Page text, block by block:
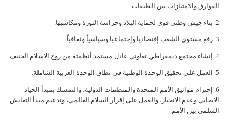
ﺍﻟﻔﻮﺍﺭﻕ ﻭﺍﻻﻣﺘﻴﺎﺯﺍﺕ ﺑﻴﻦ ﺍﻟﻄﺒﻘﺎﺕ.
ﺑﻨﺎﺀ ﺟﻴﺶ ﻭﻃﻨﻲ ﻗﻮﻱ ﻟﺤﻤﺎﻳﺔ ﺍﻟﺒﻼﺩ ﻭﺣﺮﺍﺳﺔ ﺍﻟﺜﻮﺭﺓ ﻭﻣﻜﺎﺳﺒﻬﺎ.
ﺭﻓﻊ ﻣﺴﺘﻮﻯ ﺍﻟﺸﻌﺐ ﺇﻗﺘﺼﺎﺩﻳﺎ ﻭﺇﺟﺘﻤﺎﻋﻴﺎ ﻭﺳﻴﺎﺳﻴﺎً ﻭﺛﻘﺎﻓﻴﺎً.
ﺇﻧﺸﺎﺀ ﻣﺠﺘﻤﻊ ﺩﻳﻤﻘﺮﺍﻃﻲ ﺗﻌﺎﻭﻧﻲ ﻋﺎﺩﻝ ﻣﺴﺘﻤﺪ ﺃﻧﻈﻤﺘﻪ ﻣﻦ ﺭﻭﺡ ﺍﻻﺳﻼﻡ ﺍﻟﺤﻨﻴﻒ.
ﺍﻟﻌﻤﻞ ﻋﻠﻰ ﺗﺤﻘﻴﻖ ﺍﻟﻮﺣﺪﺓ ﺍﻟﻮﻃﻨﻴﺔ ﻓﻲ ﻧﻄﺎﻕ ﺍﻟﻮﺣﺪﺓ ﺍﻟﻌﺮﺑﻴﺔ ﺍﻟﺸﺎﻣﻠﺔ.
ﺇﺣﺘﺮﺍﻡ ﻣﻮﺍﺛﻴﻖ الأﻣﻢ ﺍﻟﻤﺘﺤﺪﺓ ﻭﺍﻟﻤﻨﻈﻤﺎﺕ ﺍﻟﺪﻭﻟﻴﺔ، ﻭﺍﻟﺘﻤﺴﻚ ﺑﻤﺒﺪﺃ ﺍﻟﺤﻴﺎﺩ
ﺍﻻﻳﺠﺎﺑﻲ ﻭﻋﺪﻡ ﺍﻻﻧﺤﻴﺎﺯ، ﻭﺍﻟﻌﻤﻞ ﻋﻠﻰ ﺇﻗﺮﺍﺭ ﺍﻟﺴﻼﻡ ﺍﻟﻌﺎﻟﻤﻲ، ﻭﺗﺪﻋﻴﻢ ﻣﺒﺪﺃ ﺍﻟﺘﻌﺎﻳﺶ
ﺍﻟﺴﻠﻤﻲ ﺑﻴﻦ ﺍﻷﻣﻢ.